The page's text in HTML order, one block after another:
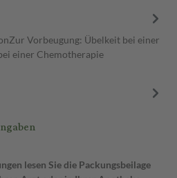
Vorbeugung: Übelkeit bei einer
einer Chemotherapie
lesen Sie die Packungsbeilage